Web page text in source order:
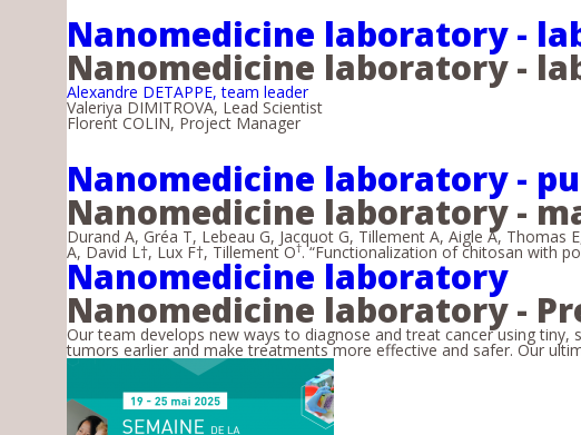
Nanomedicine laboratory -
Nanomedicine laboratory -
Alexandre DETAPPE, team leader
Valeriya DIMITROVA, Lead Scientist
Florent COLIN, Project Manager
Nanomedicine laboratory -
Nanomedicine laboratory -
Durand A, Gréa T, Lebeau G, Jacquot G, Tillement A, Aigle A,
A, David L†, Lux F†, Tillement O†. “Functionalization of chitosan with
Nanomedicine laboratory
Nanomedicine laboratory -
Our team develops new ways to diagnose and treat cancer using
tumors earlier and make treatments more effective and safer. Our